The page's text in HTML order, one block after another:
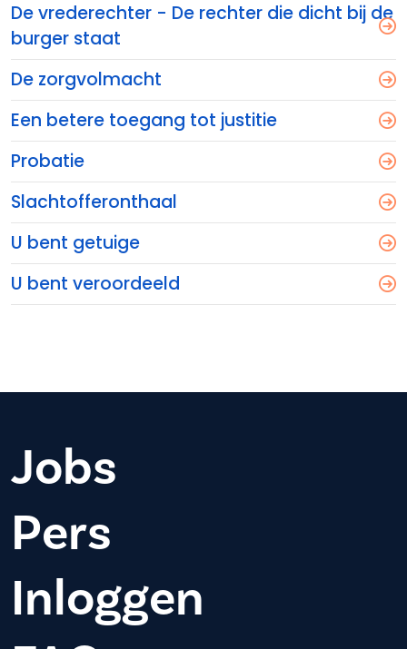
De vrederechter - De rechter die dicht bij de
burger staat
De zorgvolmacht
Een betere toegang tot justitie
Probatie
Slachtofferonthaal
U bent getuige
U bent veroordeeld
Jobs
Pers
Inloggen